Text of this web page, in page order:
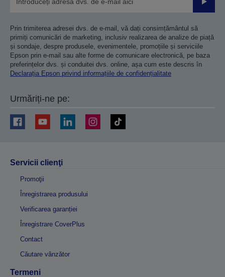
Prin trimiterea adresei dvs. de e-mail, vă dați consimțământul să
primiți comunicări de marketing, inclusiv realizarea de analize de piață
și sondaje, despre produsele, evenimentele, promoțiile și serviciile
Epson prin e-mail sau alte forme de comunicare electronică, pe baza
preferințelor dvs. și conduitei dvs. online, așa cum este descris în
Declarația Epson privind informațiile de confidențialitate
Urmăriți-ne pe:
Servicii clienţi
Promoţii
Înregistrarea produsului
Verificarea garanției
Înregistrare CoverPlus
Contact
Căutare vânzător
Termeni